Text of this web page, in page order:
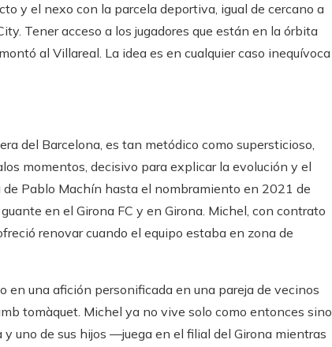
y el nexo con la parcela deportiva, igual de cercano a
Tener acceso a los jugadores que están en la órbita
al Villareal. La idea es en cualquier caso inequívoca
del Barcelona, es tan metódico como supersticioso,
momentos, decisivo para explicar la evolución y el
Pablo Machín hasta el nombramiento en 2021 de
en el Girona FC y en Girona. Michel, con contrato
renovar cuando el equipo estaba en zona de
en una afición personificada en una pareja de vecinos
tomàquet. Michel ya no vive solo como entonces sino
uno de sus hijos —juega en el filial del Girona mientras